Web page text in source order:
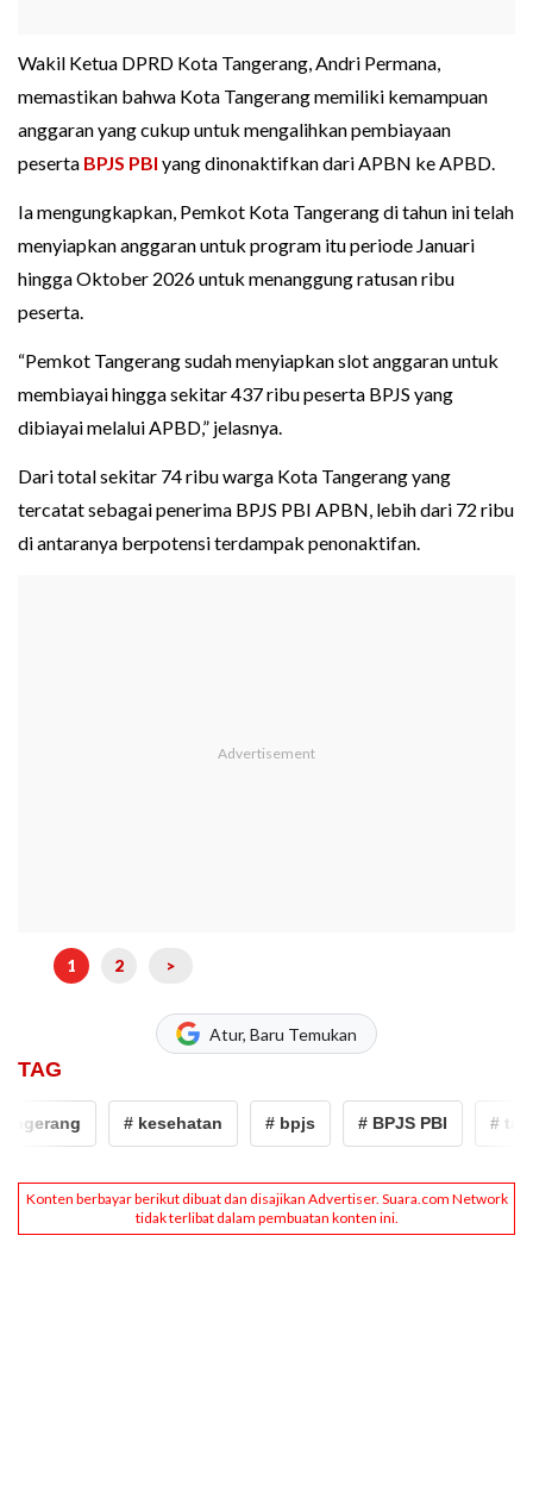
Wakil Ketua DPRD Kota Tangerang, Andri Permana,
memastikan bahwa Kota Tangerang memiliki kemampuan
anggaran yang cukup untuk mengalihkan pembiayaan
peserta BPJS PBI yang dinonaktifkan dari APBN ke APBD.
Ia mengungkapkan, Pemkot Kota Tangerang di tahun ini telah
menyiapkan anggaran untuk program itu periode Januari
hingga Oktober 2026 untuk menanggung ratusan ribu
peserta.
“Pemkot Tangerang sudah menyiapkan slot anggaran untuk
membiayai hingga sekitar 437 ribu peserta BPJS yang
dibiayai melalui APBD,” jelasnya.
Dari total sekitar 74 ribu warga Kota Tangerang yang
tercatat sebagai penerima BPJS PBI APBN, lebih dari 72 ribu
di antaranya berpotensi terdampak penonaktifan.
1 2 >
Atur, Baru Temukan
TAG
# kesehatan # bpjs # BPJS PBI #